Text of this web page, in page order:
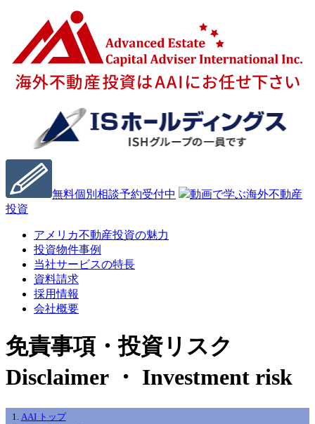
無料個別相談予約受付中
動画で学ぶ海外不動産
投資
アメリカ不動産投資の魅力
投資物件事例
当社サービスの特長
資料請求
採用情報
会社概要
免責事項・投資リスク
Disclaimer ・ Investment risk
AAI トップ